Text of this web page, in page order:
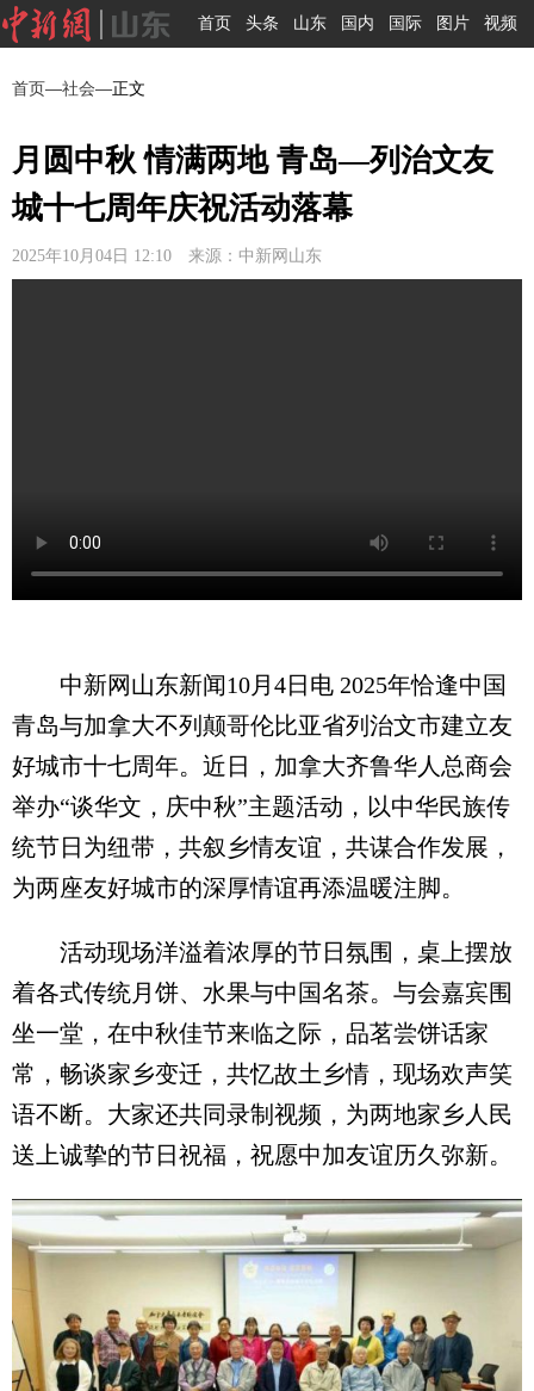
首页 头条 山东 国内 国际 图片 视频
首页—社会—正文
月圆中秋 情满两地 青岛—列治文友
城十七周年庆祝活动落幕
2025年10月04日 12:10 来源：中新网山东
中新网山东新闻10月4日电 2025年恰逢中国
青岛与加拿大不列颠哥伦比亚省列治文市建立友
好城市十七周年。近日，加拿大齐鲁华人总商会
举办“谈华文，庆中秋”主题活动，以中华民族传
统节日为纽带，共叙乡情友谊，共谋合作发展，
为两座友好城市的深厚情谊再添温暖注脚。
活动现场洋溢着浓厚的节日氛围，桌上摆放
着各式传统月饼、水果与中国名茶。与会嘉宾围
坐一堂，在中秋佳节来临之际，品茗尝饼话家
常，畅谈家乡变迁，共忆故土乡情，现场欢声笑
语不断。大家还共同录制视频，为两地家乡人民
送上诚挚的节日祝福，祝愿中加友谊历久弥新。